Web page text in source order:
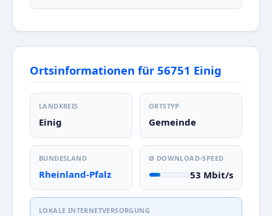
Ortsinformationen für 56751 Einig
LANDKREIS
Einig
ORTSTYP
Gemeinde
BUNDESLAND
Rheinland-Pfalz
Ø DOWNLOAD-SPEED
53 Mbit/s
LOKALE INTERNETVERSORGUNG